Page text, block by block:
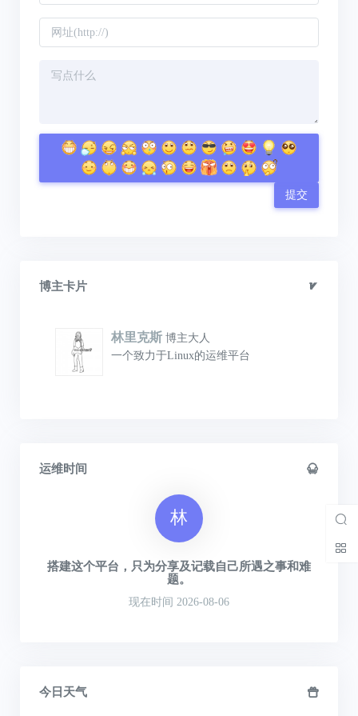
提交
博主卡片
林里克斯 博主大人
一个致力于Linux的运维平台
运维时间
林
搭建这个平台，只为分享及记载自己所遇之事和难
题。
现在时间 2026-08-06
今日天气